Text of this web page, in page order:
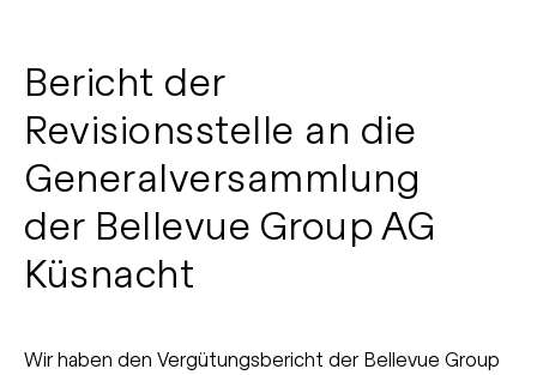
Bericht der
Revisionsstelle an die
Generalversammlung
der Bellevue Group AG
Küsnacht
Wir haben den Vergütungsbericht der Bellevue Group